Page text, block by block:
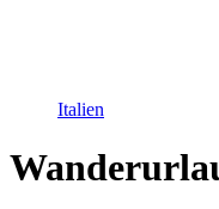
Italien